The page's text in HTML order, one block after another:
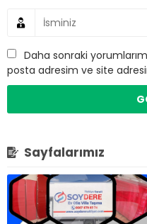
Daha sonraki
posta adresim ve site
Sayfalarımız